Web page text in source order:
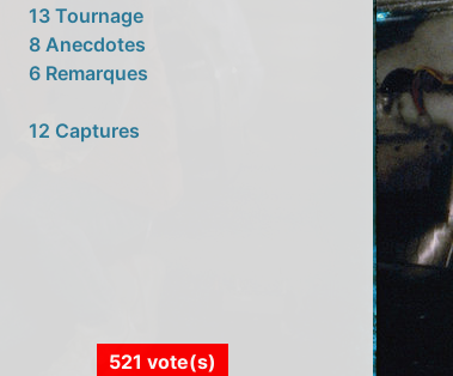
13 Tournage
8 Anecdotes
6 Remarques
12 Captures
521 vote(s)